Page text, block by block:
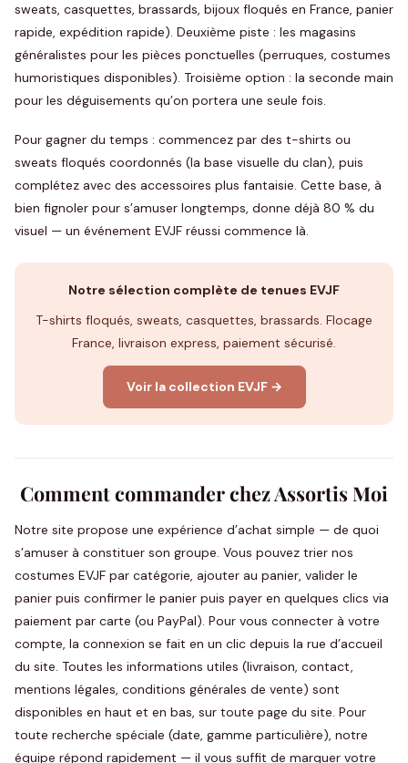
sweats, casquettes, brassards, bijoux floqués en France, panier
rapide, expédition rapide). Deuxième piste : les magasins
généralistes pour les pièces ponctuelles (perruques, costumes
humoristiques disponibles). Troisième option : la seconde main
pour les déguisements qu’on portera une seule fois.
Pour gagner du temps : commencez par des t-shirts ou
sweats floqués coordonnés (la base visuelle du clan), puis
complétez avec des accessoires plus fantaisie. Cette base, à
bien fignoler pour s’amuser longtemps, donne déjà 80 % du
visuel — un événement EVJF réussi commence là.
Notre sélection complète de tenues EVJF
T-shirts floqués, sweats, casquettes, brassards. Flocage
France, livraison express, paiement sécurisé.
Voir la collection EVJF →
Comment commander chez Assortis Moi
Notre site propose une expérience d’achat simple — de quoi
s’amuser à constituer son groupe. Vous pouvez trier nos
costumes EVJF par catégorie, ajouter au panier, valider le
panier puis confirmer le panier puis payer en quelques clics via
paiement par carte (ou PayPal). Pour vous connecter à votre
compte, la connexion se fait en un clic depuis la rue d’accueil
du site. Toutes les informations utiles (livraison, contact,
mentions légales, conditions générales de vente) sont
disponibles en haut et en bas, sur toute page du site. Pour
toute recherche spéciale (date, gamme particulière), notre
équipe répond rapidement — il vous suffit de marquer votre